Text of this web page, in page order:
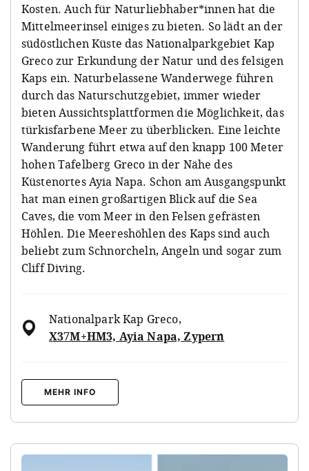
Kosten. Auch für Naturliebhaber*innen hat die
Mittelmeerinsel einiges zu bieten. So lädt an der
südöstlichen Küste das Nationalparkgebiet Kap
Greco zur Erkundung der Natur und des felsigen
Kaps ein. Naturbelassene Wanderwege führen
durch das Naturschutzgebiet, immer wieder
bieten Aussichtsplattformen die Möglichkeit, das
türkisfarbene Meer zu überblicken. Eine leichte
Wanderung führt etwa auf den knapp 100 Meter
hohen Tafelberg Greco in der Nähe des
Küstenortes Ayia Napa. Schon am Ausgangspunkt
hat man einen großartigen Blick auf die Sea
Caves, die vom Meer in den Felsen gefrästen
Höhlen. Die Meereshöhlen des Kaps sind auch
beliebt zum Schnorcheln, Angeln und sogar zum
Cliff Diving.
Nationalpark Kap Greco,
X37M+HM3, Ayia Napa, Zypern
MEHR INFO